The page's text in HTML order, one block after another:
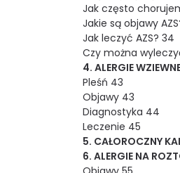
Jak często
Jakie są objawy
Jak leczyć AZS? 34
Czy można
4. ALERGIE
Pleśń 43
Objawy 43
Diagnostyka 44
Leczenie 45
5. CAŁOROCZNY
6. ALERGIE NA